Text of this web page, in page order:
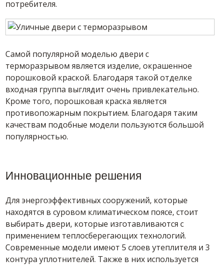
потребителя.
Самой популярной моделью двери с
терморазрывом является изделие, окрашенное
порошковой краской. Благодаря такой отделке
входная группа выглядит очень привлекательно.
Кроме того, порошковая краска является
противопожарным покрытием. Благодаря таким
качествам подобные модели пользуются большой
популярностью.
Инновационные решения
Для энергоэффективных сооружений, которые
находятся в суровом климатическом поясе, стоит
выбирать двери, которые изготавливаются с
применением теплосберегающих технологий.
Современные модели имеют 5 слоев утеплителя и 3
контура уплотнителей. Также в них используется